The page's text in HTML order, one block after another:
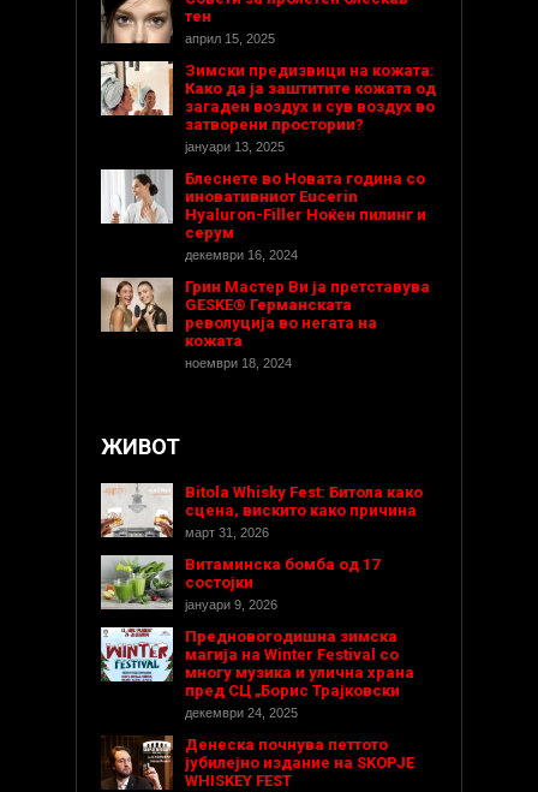
тен
април 15, 2025
Зимски предизвици на кожата:
Како да ја заштитите кожата од
загаден воздух и сув воздух во
затворени простории?
јануари 13, 2025
Блеснете во Новата година со
иновативниот Eucerin
Hyaluron-Filler Ноќен пилинг и
серум
декември 16, 2024
Грин Мастер Ви ја претставува
GESKE® Германската
револуција во негата на
кожата
ноември 18, 2024
ЖИВОТ
Bitola Whisky Fest: Битола како
сцена, вискито како причина
март 31, 2026
Витаминска бомба од 17
состојки
јануари 9, 2026
Предновогодишнa зимска
магија на Winter Festival со
многу музика и улична храна
пред СЦ „Борис Трајковски
декември 24, 2025
Денеска почнува петтото
јубилејно издание на SKOPJE
WHISKEY FEST